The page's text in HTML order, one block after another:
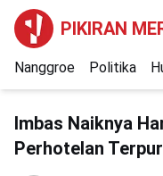
PIKIRAN
Nanggroe Politika
Imbas Naiknya
Perhotelan